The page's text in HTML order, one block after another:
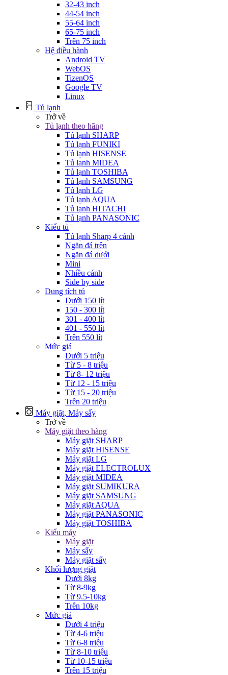
32-43 inch
44-54 inch
55-64 inch
65-75 inch
Trên 75 inch
Hệ điều hành
Android TV
WebOS
TizenOS
Google TV
Linux
Tủ lạnh
Trở về
Tủ lạnh theo hãng
Tủ lạnh SHARP
Tủ lạnh FUNIKI
Tủ lạnh HISENSE
Tủ lạnh MIDEA
Tủ lạnh TOSHIBA
Tủ lạnh SAMSUNG
Tủ lạnh LG
Tủ lạnh AQUA
Tủ lạnh HITACHI
Tủ lạnh PANASONIC
Kiểu tủ
Tủ lạnh Sharp 4 cánh
Ngăn đá trên
Ngăn đá dưới
Mini
Nhiều cánh
Side by side
Dung tích tủ
Dưới 150 lít
150 - 300 lít
301 - 400 lít
401 - 550 lít
Trên 550 lít
Mức giá
Dưới 5 triệu
Từ 5 - 8 triệu
Từ 8- 12 triệu
Từ 12 - 15 triệu
Từ 15 - 20 triệu
Trên 20 triệu
Máy giặt, Máy sấy
Trở về
Máy giặt theo hãng
Máy giặt SHARP
Máy giặt HISENSE
Máy giặt LG
Máy giặt ELECTROLUX
Máy giặt MIDEA
Máy giặt SUMIKURA
Máy giặt SAMSUNG
Máy giặt AQUA
Máy giặt PANASONIC
Máy giặt TOSHIBA
Kiểu máy
Máy giặt
Máy sấy
Máy giặt sấy
Khối lượng giặt
Dưới 8kg
Từ 8-9kg
Từ 9.5-10kg
Trên 10kg
Mức giá
Dưới 4 triệu
Từ 4-6 triệu
Từ 6-8 triệu
Từ 8-10 triệu
Từ 10-15 triệu
Trên 15 triệu